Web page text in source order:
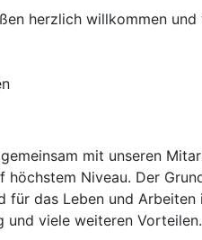
herzlich willkommen
mit unseren
Niveau. Der
das Leben und Arbeiten
und viele weiteren Vorteilen.